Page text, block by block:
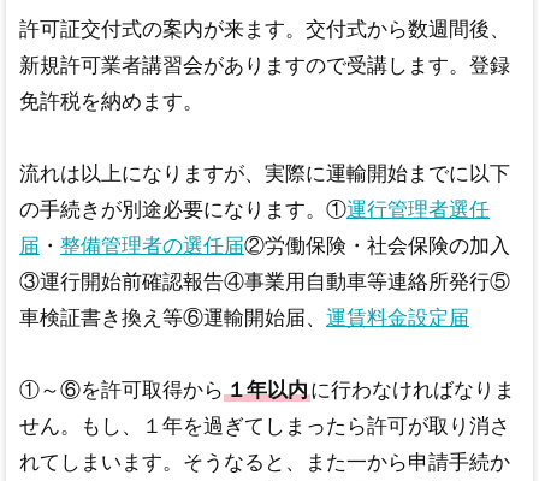
許可証交付式の案内が来ます。交付式から数週間後、
新規許可業者講習会がありますので受講します。登録
免許税を納めます。
流れは以上になりますが、実際に運輸開始までに以下
の手続きが別途必要になります。①運行管理者選任
届 ・ 整備管理者の選任届②労働保険・社会保険の加入
③運行開始前確認報告④事業用自動車等連絡所発行⑤
車検証書き換え等⑥運輸開始届、 運賃料金設定届
①～⑥を許可取得から １年以内に行わなければなりま
せん。もし、１年を過ぎてしまったら許可が取り消さ
れてしまいます。そうなると、また一から申請手続か